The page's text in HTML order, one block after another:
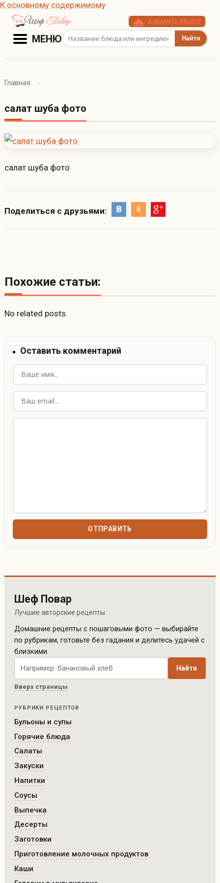
К основному содержимому
ДОБАВИТЬ РЕЦЕПТ
МЕНЮ Поиск рецептов
Главная
салат шуба фото
салат шуба фото
Поделиться с друзьями:
Похожие статьи:
No related posts.
Оставить комментарий
Шеф Повар
Лучшие авторские рецепты
Домашние рецепты с пошаговыми фото — выбирайте
по рубрикам, готовьте без гадания и делитесь удачей с
близкими.
Поиск рецептов по сайту
Найти
Вверх страницы
РУБРИКИ РЕЦЕПТОВ
Бульоны и супы
Горячие блюда
Салаты
Закуски
Напитки
Соусы
Выпечка
Десерты
Заготовки
Приготовление молочных продуктов
Каши